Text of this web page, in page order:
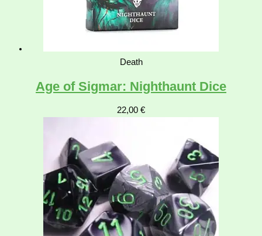
Death
Age of Sigmar: Nighthaunt Dice
22,00 €